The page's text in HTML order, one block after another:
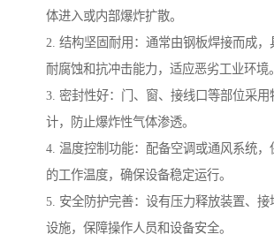
体进入或内部爆炸扩散。
2. 结构坚固耐用：通常由钢板焊接而成，
耐腐蚀和抗冲击能力，适应恶劣工业环境。
3. 密封性好：门、窗、接线口等部位采用
计，防止爆炸性气体渗透。
4. 温度控制功能：配备空调或通风系统，
的工作温度，确保设备稳定运行。
5. 安全防护完善：设有压力释放装置、接
设施，保障操作人员和设备安全。